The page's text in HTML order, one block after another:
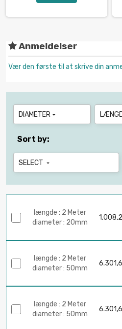
Anmeldelser
Vær den første til at skrive din
DIAMETER 
Sort by:
SELECT 
længde : 2 Meter
diameter : 20mm
længde : 2 Meter
diameter : 50mm
længde : 2 Meter
diameter : 50mm